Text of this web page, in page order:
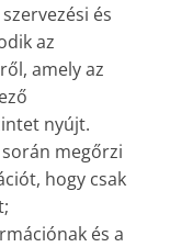
és
az
amely az
nyújt.
során megőrzi
hogy csak
és a